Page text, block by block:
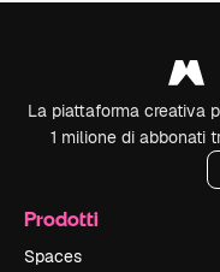
La piattaforma creativa
1 milione di abbonati
Prodotti
Spaces